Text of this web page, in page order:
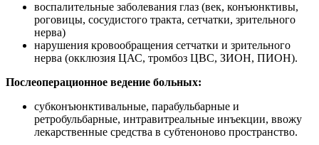
воспалительные заболевания глаз (век, конъюнктивы,
роговицы, сосудистого тракта, сетчатки, зрительного
нерва)
нарушения кровообращения сетчатки и зрительного
нерва (окклюзия ЦАС, тромбоз ЦВС, ЗИОН, ПИОН).
Послеоперационное ведение больных:
субконъюнктивальные, парабульбарные и
ретробульбарные, интравитреальные инъекции, ввожу
лекарственные средства в субтеноново пространство.